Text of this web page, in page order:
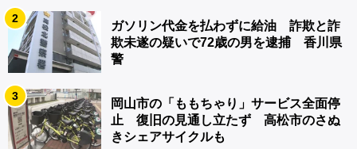
2
ガソリン代金を払わずに給油 詐欺と詐
欺未遂の疑いで72歳の男を逮捕 香川県
警
3
岡山市の「ももちゃり」サービス全面停
止 復旧の見通し立たず 高松市のさぬ
きシェアサイクルも